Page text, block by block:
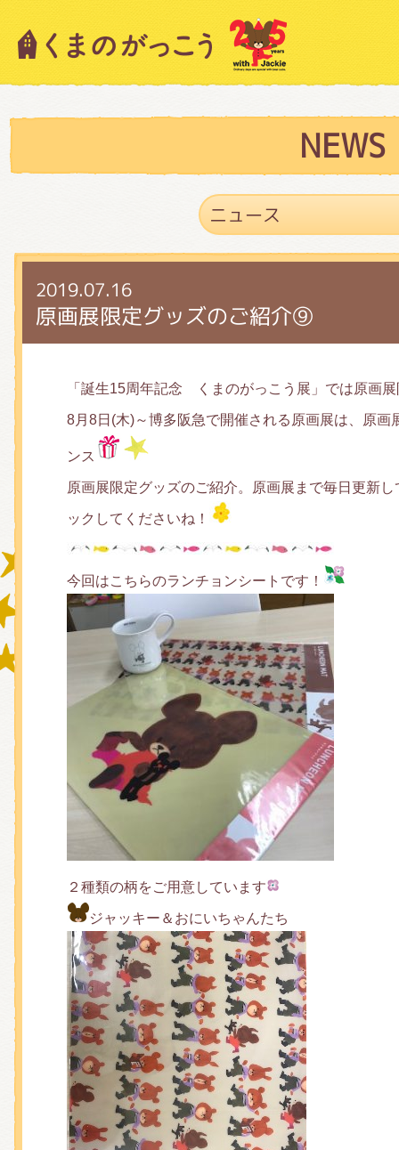
NEWS
2019.07.16
原画展限定グッズのご紹介⑨
「誕生15周年記念 くまのがっこう展」では原画
8月8日(木)～博多阪急で開催される原画展は、原画
ンス
原画展限定グッズのご紹介。原画展まで毎日更新
ックしてくださいね！
今回はこちらのランチョンシートです！
２種類の柄をご用意しています
ジャッキー＆おにいちゃんたち
キャラクター紹介
スタッフブログ
絵本・作家紹介
ショップインフォメーション
グッズインフォメーション
ミュージカル・コンサート
おたのしみコンテンツ(クイズ・
チア ジャッキーズ！
くまのがっこう しょくいんしつ
くまのがっこう 家庭科部